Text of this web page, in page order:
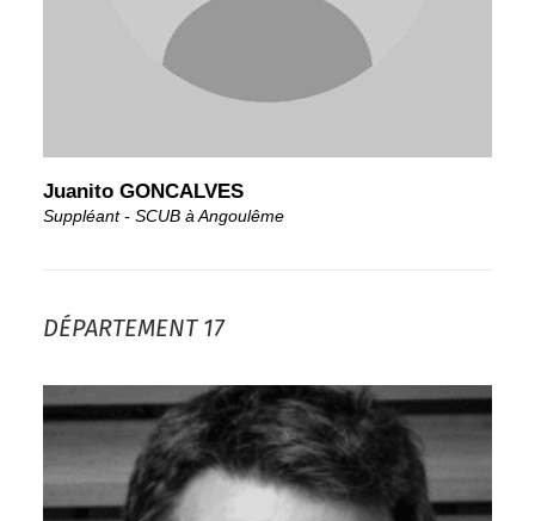
Juanito GONCALVES
Suppléant - SCUB à Angoulême
DÉPARTEMENT 17